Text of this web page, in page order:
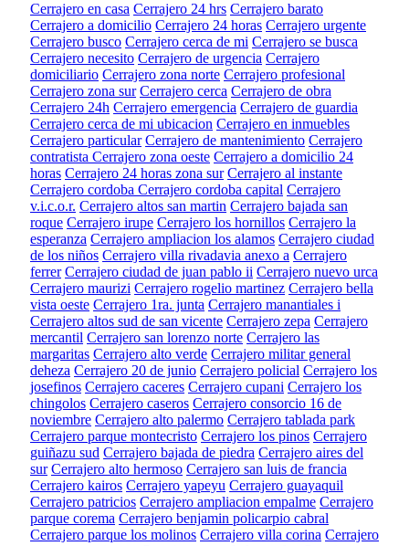
Cerrajero en casa Cerrajero 24 hrs Cerrajero barato
Cerrajero a domicilio Cerrajero 24 horas Cerrajero urgente
Cerrajero busco Cerrajero cerca de mi Cerrajero se busca
Cerrajero necesito Cerrajero de urgencia Cerrajero
domiciliario Cerrajero zona norte Cerrajero profesional
Cerrajero zona sur Cerrajero cerca Cerrajero de obra
Cerrajero 24h Cerrajero emergencia Cerrajero de guardia
Cerrajero cerca de mi ubicacion Cerrajero en inmuebles
Cerrajero particular Cerrajero de mantenimiento Cerrajero
contratista Cerrajero zona oeste Cerrajero a domicilio 24
horas Cerrajero 24 horas zona sur Cerrajero al instante
Cerrajero cordoba Cerrajero cordoba capital Cerrajero
v.i.c.o.r. Cerrajero altos san martin Cerrajero bajada san
roque Cerrajero irupe Cerrajero los hornillos Cerrajero la
esperanza Cerrajero ampliacion los alamos Cerrajero ciudad
de los niños Cerrajero villa rivadavia anexo a Cerrajero
ferrer Cerrajero ciudad de juan pablo ii Cerrajero nuevo urca
Cerrajero maurizi Cerrajero rogelio martinez Cerrajero bella
vista oeste Cerrajero 1ra. junta Cerrajero manantiales i
Cerrajero altos sud de san vicente Cerrajero zepa Cerrajero
mercantil Cerrajero san lorenzo norte Cerrajero las
margaritas Cerrajero alto verde Cerrajero militar general
deheza Cerrajero 20 de junio Cerrajero policial Cerrajero los
josefinos Cerrajero caceres Cerrajero cupani Cerrajero los
chingolos Cerrajero caseros Cerrajero consorcio 16 de
noviembre Cerrajero alto palermo Cerrajero tablada park
Cerrajero parque montecristo Cerrajero los pinos Cerrajero
guiñazu sud Cerrajero bajada de piedra Cerrajero aires del
sur Cerrajero alto hermoso Cerrajero san luis de francia
Cerrajero kairos Cerrajero yapeyu Cerrajero guayaquil
Cerrajero patricios Cerrajero ampliacion empalme Cerrajero
parque corema Cerrajero benjamin policarpio cabral
Cerrajero parque los molinos Cerrajero villa corina Cerrajero